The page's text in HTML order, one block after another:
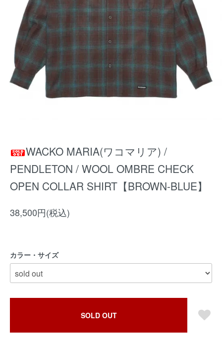
WACKO MARIA(ワコマリア) /
PENDLETON / WOOL OMBRE CHECK
OPEN COLLAR SHIRT【BROWN-BLUE】
38,500円(税込)
カラー・サイズ
SOLD OUT